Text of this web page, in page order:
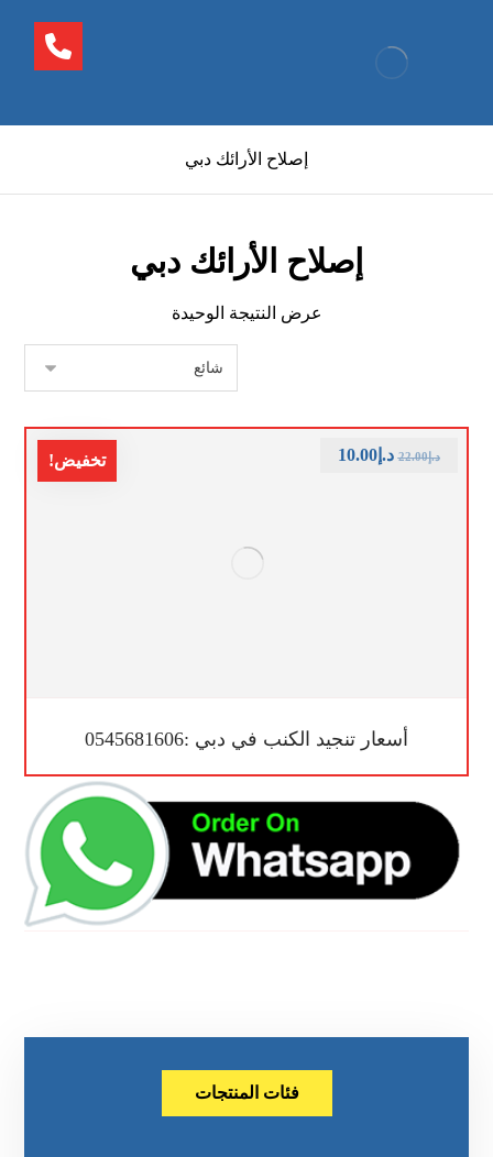
إصلاح الأرائك دبي
إصلاح الأرائك دبي
عرض النتيجة الوحيدة
تخفيض!
أسعار تنجيد الكنب في دبي :0545681606
د.إ22.00 د.إ10.00
فئات المنتجات